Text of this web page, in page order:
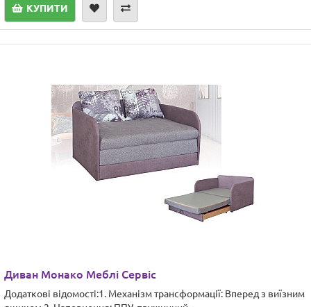
КУПИТИ
Диван Монако Меблі Сервіс
Додаткові відомості:1. Механізм трансформації: Вперед з виїзним